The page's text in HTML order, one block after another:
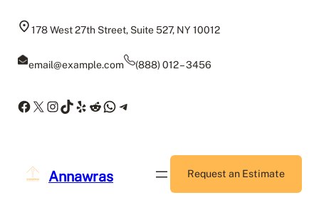
178 West 27th Street, Suite 527, NY 10012
email@example.com (888) 012 – 3456
Facebook
X Instagram
TikTok
Yelp
Reddit
WhatsApp
Telegram
Annawras Request an Estimate